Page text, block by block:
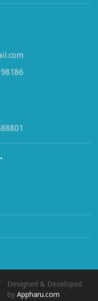
Designed & Developed
byAppharu.com